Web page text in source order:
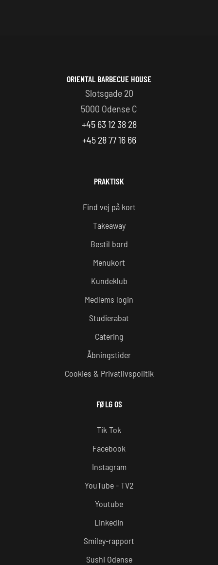
ORIENTAL BARBECUE HOUSE
Slotsgade 20
5000 Odense C
+45 63 12 38 28
+45 28 77 16 66
PRAKTISK
Find vej på kort
Takeaway
Bestil bord
Menukort
Kundeklub
Medlems login
Studierabat
Catering
Åbningstider
Cookies & Privatlivspolitik
FØLG OS
Tik Tok
Facebook
Instagram
YouTube - TV2
Youtube
LinkedIn
Smiley-rapport
Sushi Odense